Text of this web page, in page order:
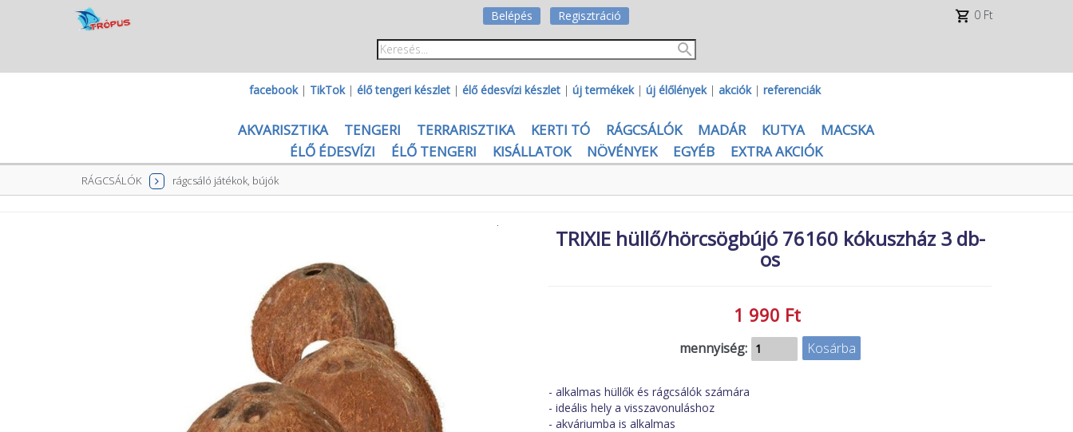
Belépés Regisztráció 0 Ft
facebook| TikTok| élő tengeri készlet | élő édesvízi készlet | új termékek| új élőlények| akciók| referenciák
AKVARISZTIKA TENGERI TERRARISZTIKA KERTI TÓ RÁGCSÁLÓK MADÁR KUTYA
MACSKA
ÉLŐ ÉDESVÍZI
ÉLŐ TENGERI KISÁLLATOK NÖVÉNYEK EGYÉB EXTRA AKCIÓK
RÁGCSÁLÓK rágcsáló játékok, bújók
TRIXIE hüllő/hörcsögbújó 76160 kókuszház 3 db-
os
1 990 Ft
mennyiség:
- alkalmas hüllők és rágcsálók számára
- ideális hely a visszavonuláshoz
- akváriumba is alkalmas